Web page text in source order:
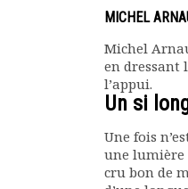
Calendrier des activités
Comptes rendus
Rapports moraux
Rapports financiers
Présentation du bulletin
Comité de rédaction
MICHEL
Michel
en dressant
l’appui.
Un si
Une fois
une lumière
cru bon de